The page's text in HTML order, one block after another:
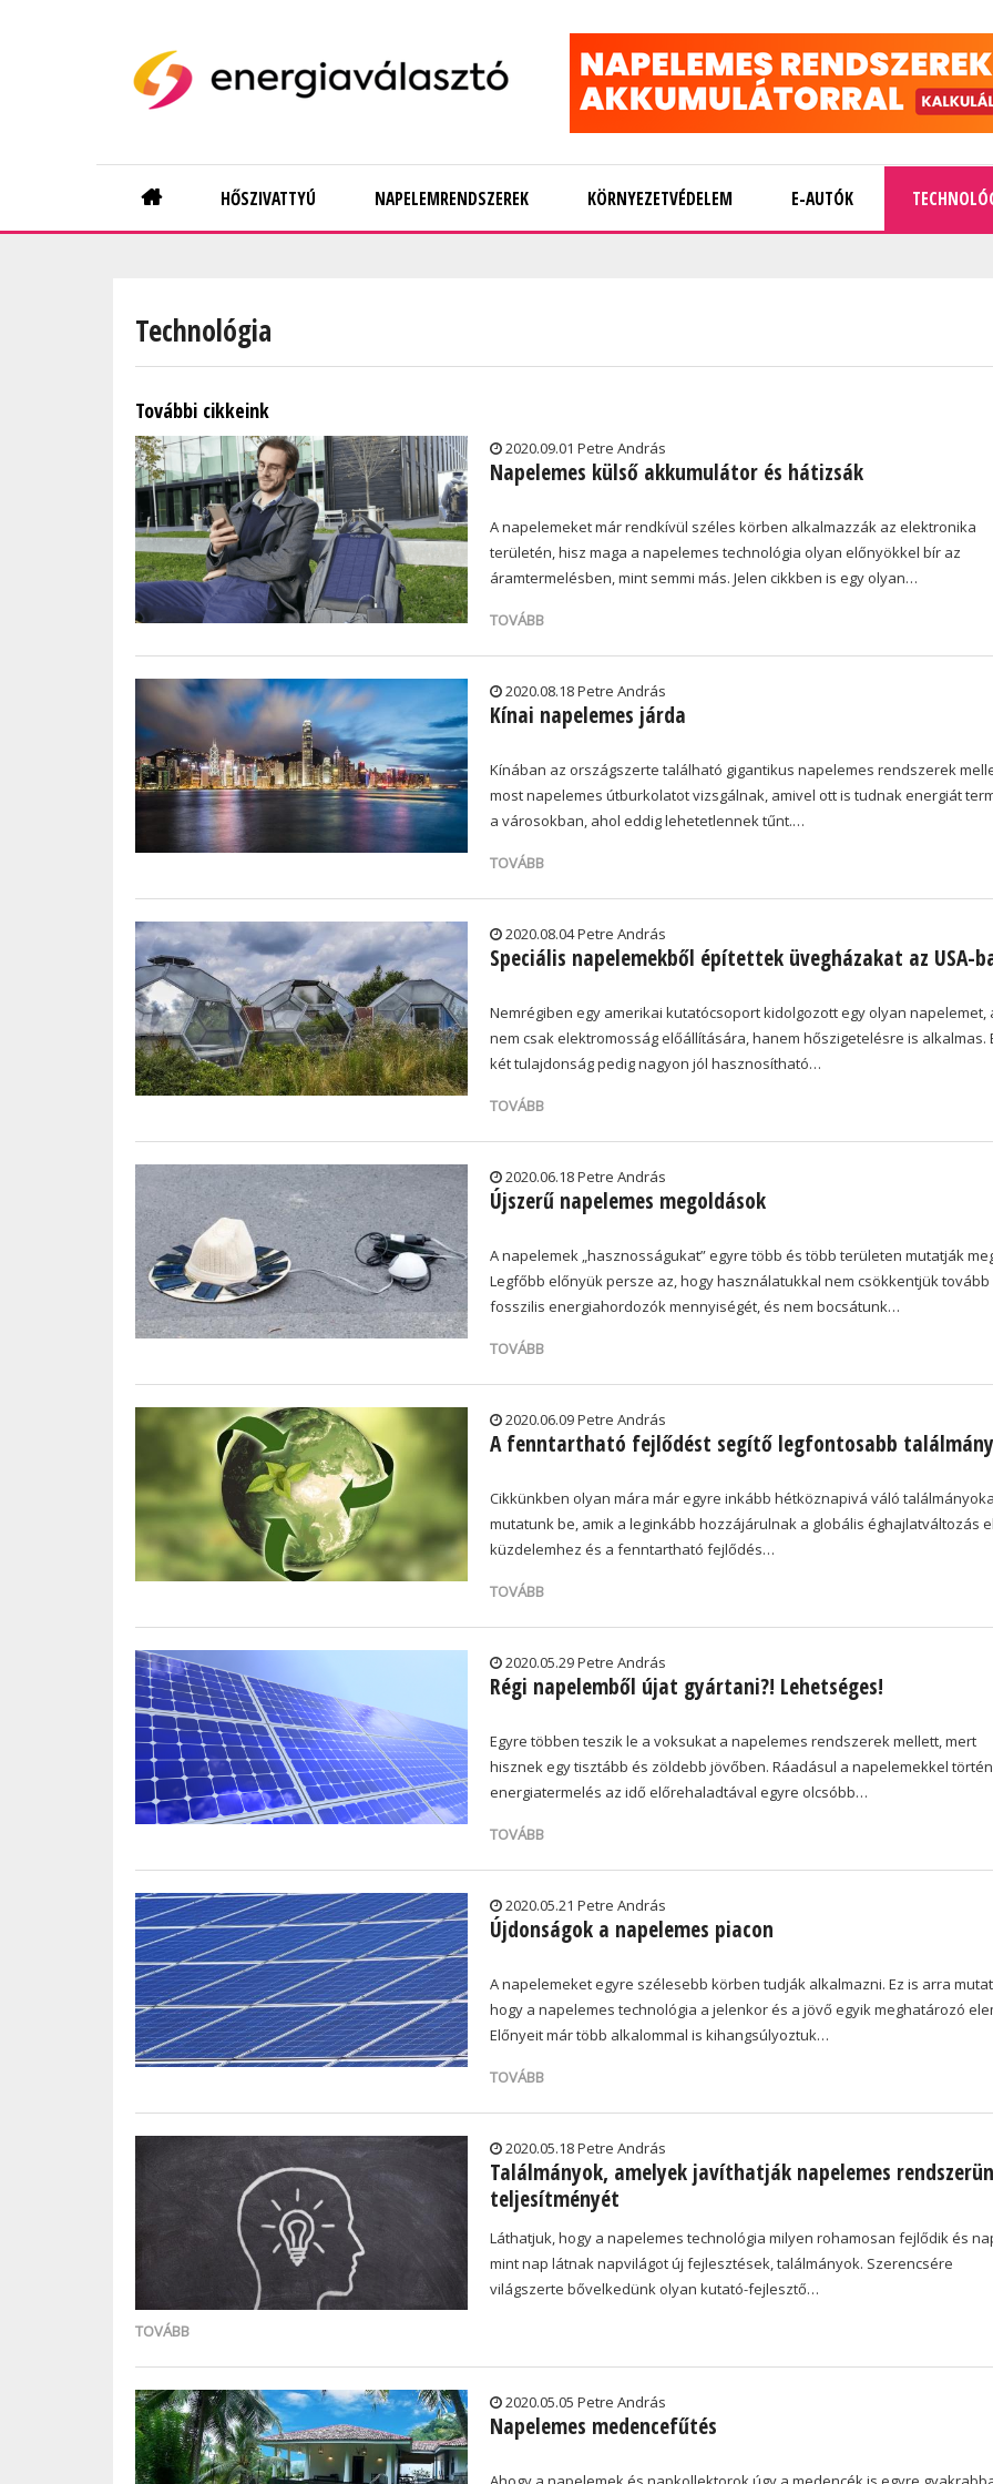
Main
navigation
HŐSZIVATTYÚ NAPELEMRENDSZEREK KÖRNYEZETVÉDELEM E-AUTÓK
Technológia
További cikkeink
2020.09.01 Petre András
Napelemes külső akkumulátor és hátizsák
A napelemeket már rendkívül széles körben alkalmazzák az elektronika
területén, hisz maga a napelemes technológia olyan előnyökkel bír az
áramtermelésben, mint semmi más. Jelen cikkben is egy olyan…
TOVÁBB
2020.08.18 Petre András
Kínai napelemes járda
Kínában az országszerte található gigantikus napelemes rendszerek
most napelemes útburkolatot vizsgálnak, amivel ott is tudnak energiát
a városokban, ahol eddig lehetetlennek tűnt.…
TOVÁBB
2020.08.04 Petre András
Speciális napelemekből építettek üvegházakat az USA-
Nemrégiben egy amerikai kutatócsoport kidolgozott egy olyan napelemet,
nem csak elektromosság előállítására, hanem hőszigetelésre is alkalmas.
két tulajdonság pedig nagyon jól hasznosítható…
TOVÁBB
2020.06.18 Petre András
Újszerű napelemes megoldások
A napelemek „hasznosságukat” egyre több és több területen mutatják
Legfőbb előnyük persze az, hogy használatukkal nem csökkentjük tovább
fosszilis energiahordozók mennyiségét, és nem bocsátunk…
TOVÁBB
2020.06.09 Petre András
A fenntartható fejlődést segítő legfontosabb
Cikkünkben olyan mára már egyre inkább hétköznapivá váló
mutatunk be, amik a leginkább hozzájárulnak a globális éghajlatváltozás
küzdelemhez és a fenntartható fejlődés…
TOVÁBB
2020.05.29 Petre András
Régi napelemből újat gyártani?! Lehetséges!
Egyre többen teszik le a voksukat a napelemes rendszerek mellett, mert
hisznek egy tisztább és zöldebb jövőben. Ráadásul a napelemekkel
energiatermelés az idő előrehaladtával egyre olcsóbb…
TOVÁBB
2020.05.21 Petre András
Újdonságok a napelemes piacon
A napelemeket egyre szélesebb körben tudják alkalmazni. Ez is arra
hogy a napelemes technológia a jelenkor és a jövő egyik meghatározó
Előnyeit már több alkalommal is kihangsúlyoztuk…
TOVÁBB
2020.05.18 Petre András
Találmányok, amelyek javíthatják napelemes
teljesítményét
Láthatjuk, hogy a napelemes technológia milyen rohamosan fejlődik és
mint nap látnak napvilágot új fejlesztések, találmányok. Szerencsére
világszerte bővelkedünk olyan kutató-fejlesztő…
TOVÁBB
2020.05.05 Petre András
Napelemes medencefűtés